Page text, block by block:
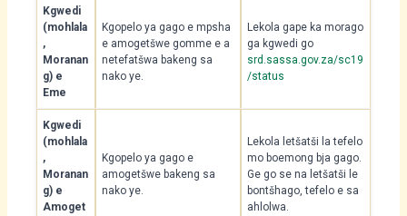
Kgwedi
(mohlala
,
Moranan
g) e
Eme
Kgopelo ya gago e mpsha
e amogetšwe gomme e a
netefatšwa bakeng sa
nako ye.
Lekola gape ka morago
ga kgwedi go
srd.sassa.gov.za/sc19
/status
Kgwedi
(mohlala
,
Moranan
g) e
Amoget
Kgopelo ya gago e
amogetšwe bakeng sa
nako ye.
Lekola letšatši la tefelo
mo boemong bja gago.
Ge go se na letšatši le
bontšhago, tefelo e sa
ahlolwa.